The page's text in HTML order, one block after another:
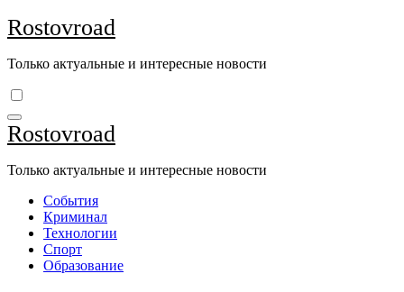
Перейти
к
Rostovroad
Только актуальные и интересные новости
Rostovroad
Только актуальные и интересные новости
События
Криминал
Технологии
Спорт
Образование